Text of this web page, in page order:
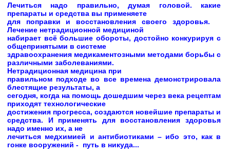
Лечиться надо правильно, думая головой. какие
препараты и средства вы применяете
для поправки и восстановления своего здоровья.
Лечение нетрадиционной медициной
набирает всё большие обороты, достойно конкурируя с
общепринятыми в системе
здравоохранения медикаментозными методами борьбы с
различными заболеваниями.
Нетрадиционная медицина при
правильном подходе во все времена демонстрировала
блестящие результаты, а
сегодня, когда на помощь дошедшим через века рецептам
приходят технологические
достижения прогресса, создаются новейшие препараты и
средства. И применять для восстановления здоровья
надо именно их, а не
лечиться медхимией и антибиотиками – ибо это, как в
гонке вооружений -  путь в никуда...